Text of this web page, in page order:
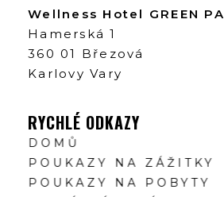
Wellness Hotel GREEN
Hamerská 1
360 01 Březová
Karlovy Vary
RYCHLÉ ODKAZY
DOMŮ
POUKAZY NA ZÁŽITKY
POUKAZY NA POBYTY